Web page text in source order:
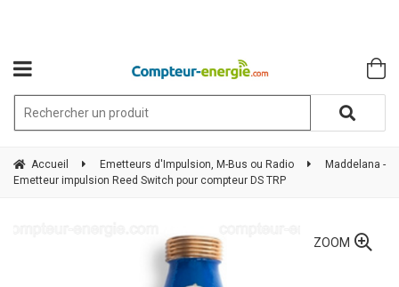
Accueil Emetteurs d'Impulsion, M-Bus ou Radio
Maddelana -
Emetteur impulsion Reed Switch pour compteur DS TRP
ZOOM